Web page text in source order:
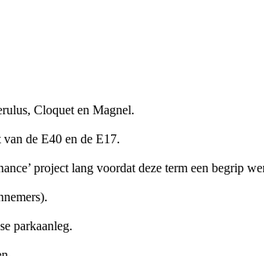
Cloquet en Magnel.
de E40 en de E17.
project lang voordat deze term een begrip
parkaanleg.